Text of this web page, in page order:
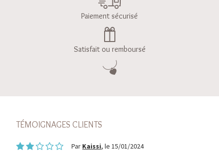
Paiement sécurisé
Satisfait ou remboursé
TÉMOIGNAGES CLIENTS
Par Kaissi, le 15/01/2024